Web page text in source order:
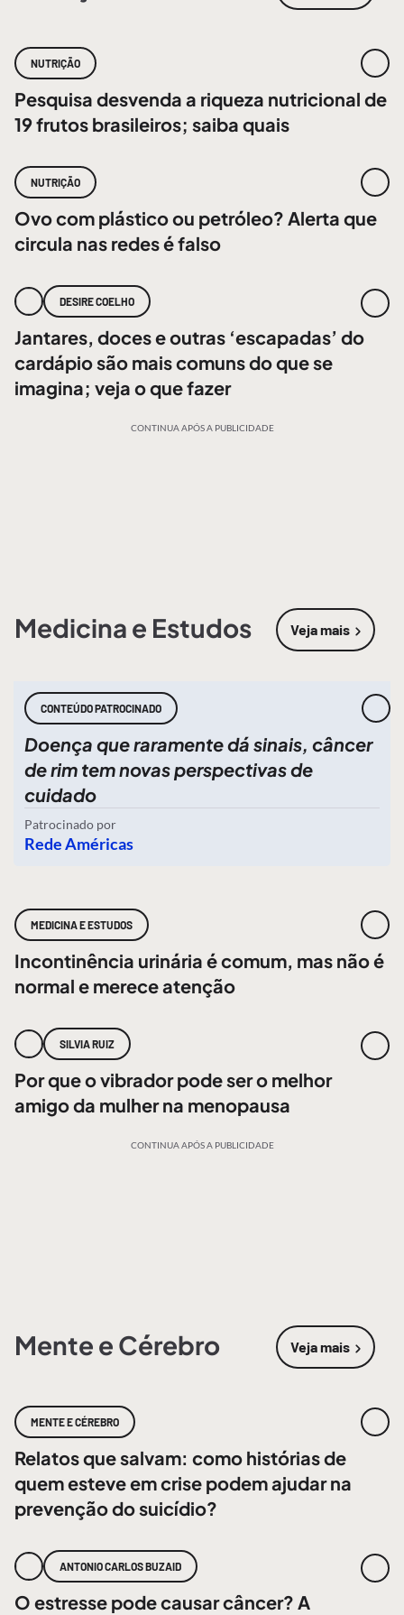
NUTRIÇÃO
Pesquisa desvenda a riqueza nutricional de
19 frutos brasileiros; saiba quais
NUTRIÇÃO
Ovo com plástico ou petróleo? Alerta que
circula nas redes é falso
DESIRE COELHO
Jantares, doces e outras ‘escapadas’ do
cardápio são mais comuns do que se
imagina; veja o que fazer
CONTINUA APÓS A PUBLICIDADE
Medicina e Estudos Veja mais
sobre
CONTEÚDO PATROCINADO
Doença que raramente dá sinais, câncer
de rim tem novas perspectivas de
cuidado
Patrocinado por
Rede Américas
MEDICINA E ESTUDOS
Incontinência urinária é comum, mas não é
normal e merece atenção
SILVIA RUIZ
Por que o vibrador pode ser o melhor
amigo da mulher na menopausa
CONTINUA APÓS A PUBLICIDADE
Mente e Cérebro Veja mais
sobre
MENTE E CÉREBRO
Relatos que salvam: como histórias de
quem esteve em crise podem ajudar na
prevenção do suicídio?
ANTONIO CARLOS BUZAID
O estresse pode causar câncer? A